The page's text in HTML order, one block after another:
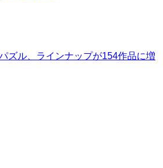
ズル、ラインナップが154作品に増